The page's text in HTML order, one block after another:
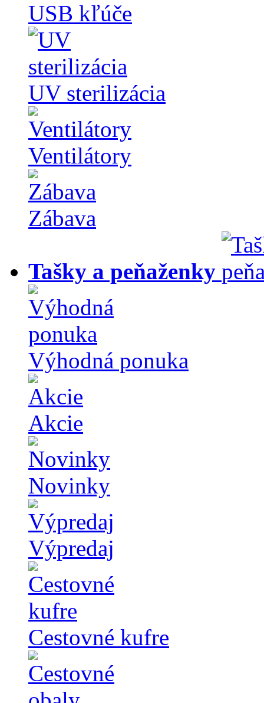
USB kľúče
UV sterilizácia
Ventilátory
Zábava
Tašky a peňaženky
Výhodná ponuka
Akcie
Novinky
Výpredaj
Cestovné kufre